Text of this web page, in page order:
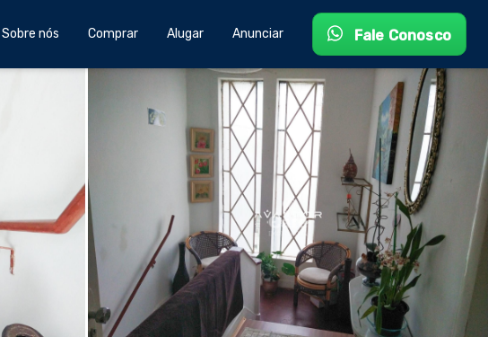
Sobre nós Comprar Alugar Anunciar Fale Conosco